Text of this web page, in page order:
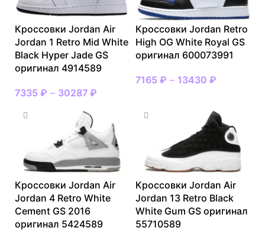
Кроссовки Jordan Air
Jordan 1 Retro Mid White
Black Hyper Jade GS
оригинал 4914589
7335 ₽ – 30287 ₽
Кроссовки Jordan Retro
High OG White Royal GS
оригинал 600073991
7165 ₽ – 13430 ₽
Кроссовки Jordan Air
Jordan 4 Retro White
Cement GS 2016
оригинал 5424589
Кроссовки Jordan Air
Jordan 13 Retro Black
White Gum GS оригинал
55710589